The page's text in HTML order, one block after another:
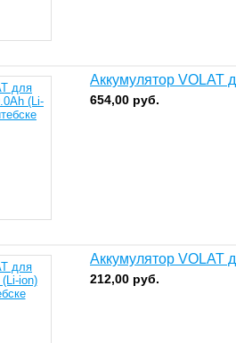
Аккумулятор VOLAT
654,00 руб.
Аккумулятор VOLAT
212,00 руб.